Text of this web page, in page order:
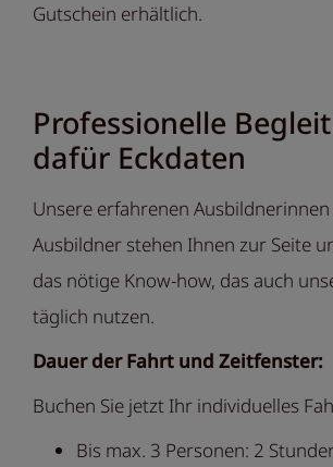
Gutschein erhältlich.
Professionelle
dafür Eckdaten
Unsere erfahrenen
Ausbildner stehen Ihnen zur Seite
das nötige Know-how, das auch
täglich nutzen.
Dauer der Fahrt und Zeitfenster:
Buchen Sie jetzt Ihr individuelles
Bis max. 3 Personen: 2